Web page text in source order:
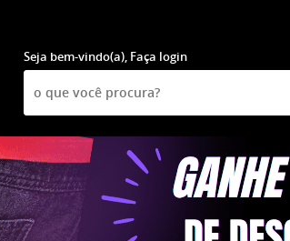
Seja bem-vindo(a), Faça login